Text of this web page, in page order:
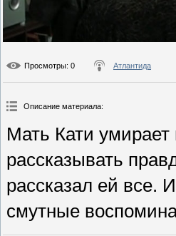
Просмотры: 0 Атлантида
Описание материала:
Мать Кати
рассказывать
рассказал ей все.
смутные